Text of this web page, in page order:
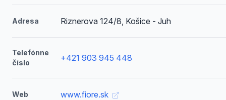
Adresa Riznerova 124/8, Košice - Juh
Telefónne
číslo
+421 903 945 448
Web www.fiore.sk